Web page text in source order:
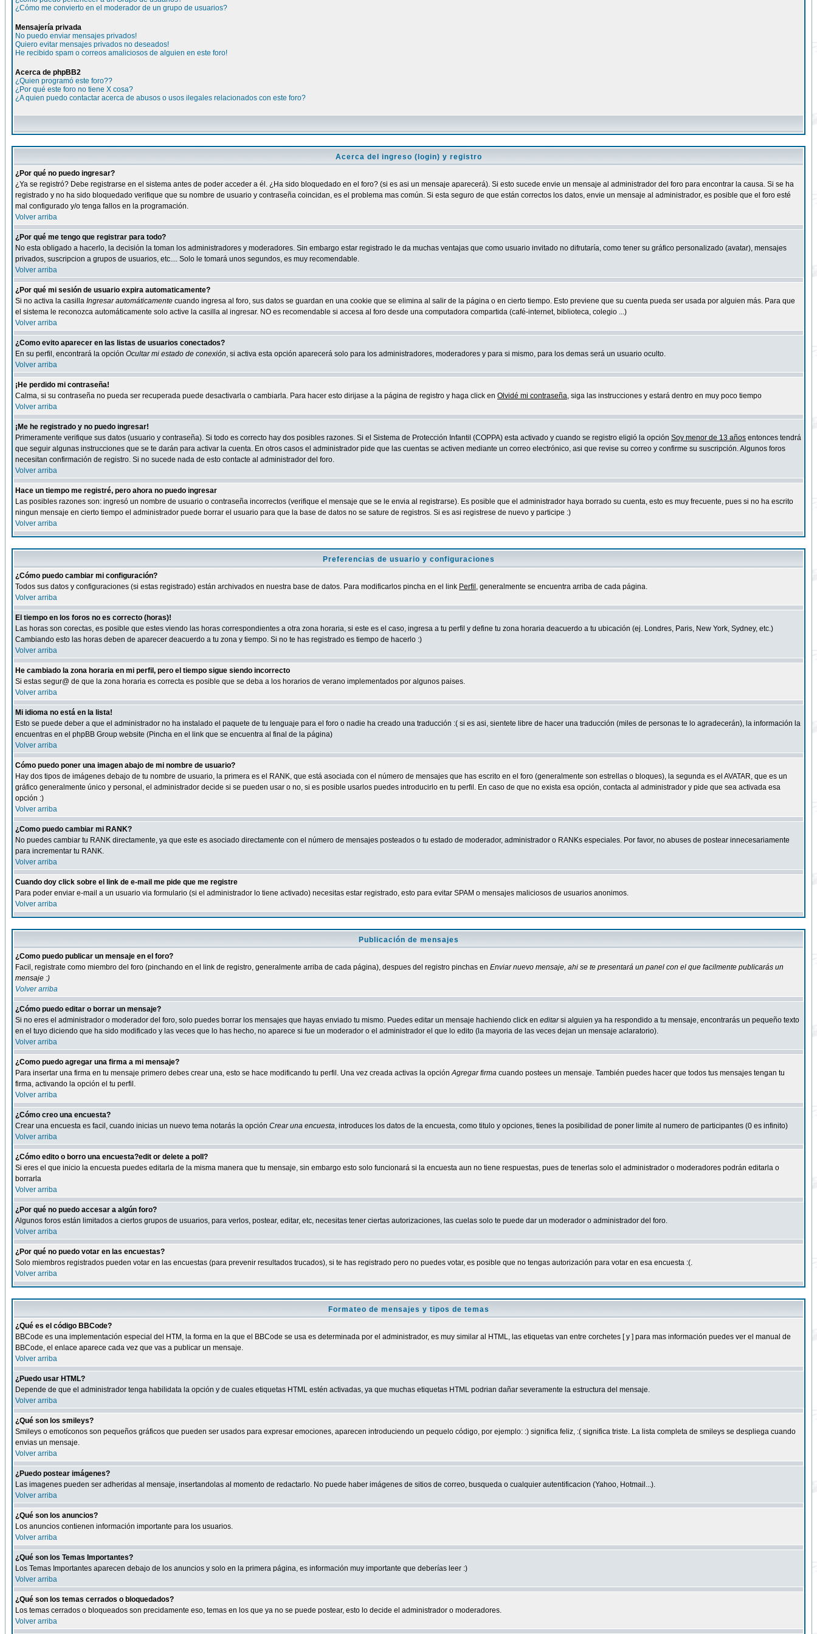
¿Cómo me convierto en el moderador de un grupo de usuarios?
Mensajería privada
No puedo enviar mensajes privados!
Quiero evitar mensajes privados no deseados!
He recibido spam o correos amaliciosos de alguien en este foro!
Acerca de phpBB2
¿Quien programó este foro??
¿Por qué este foro no tiene X cosa?
¿A quien puedo contactar acerca de abusos o usos ilegales relacionados con este foro?
Acerca del ingreso (login) y registro
¿Por qué no puedo ingresar?
¿Ya se registró? Debe registrarse en el sistema antes de poder acceder a él. ¿Ha sido bloquedado en el foro? (si es asi un mensaje aparecerá). Si esto sucede envie un mensaje al administrador del foro para encontrar la causa. Si se ha
registrado y no ha sido bloquedado verifique que su nombre de usuario y contraseña coincidan, es el problema mas común. Si esta seguro de que están correctos los datos, envie un mensaje al administrador, es posible que el foro esté
mal configurado y/o tenga fallos en la programación.
Volver arriba
¿Por qué me tengo que registrar para todo?
No esta obligado a hacerlo, la decisión la toman los administradores y moderadores. Sin embargo estar registrado le da muchas ventajas que como usuario invitado no difrutaría, como tener su gráfico personalizado (avatar), mensajes
privados, suscripcion a grupos de usuarios, etc.... Solo le tomará unos segundos, es muy recomendable.
Volver arriba
¿Por qué mi sesión de usuario expira automaticamente?
Si no activa la casilla Ingresar automáticamente cuando ingresa al foro, sus datos se guardan en una cookie que se elimina al salir de la página o en cierto tiempo. Esto previene que su cuenta pueda ser usada por alguien más. Para que
el sistema le reconozca automáticamente solo active la casilla al ingresar. NO es recomendable si accesa al foro desde una computadora compartida (café-internet, biblioteca, colegio ...)
Volver arriba
¿Como evito aparecer en las listas de usuarios conectados?
En su perfil, encontrará la opción Ocultar mi estado de conexión, si activa esta opción aparecerá solo para los administradores, moderadores y para si mismo, para los demas será un usuario oculto.
Volver arriba
¡He perdido mi contraseña!
Calma, si su contraseña no pueda ser recuperada puede desactivarla o cambiarla. Para hacer esto dirijase a la página de registro y haga click en Olvidé mi contraseña, siga las instrucciones y estará dentro en muy poco tiempo
Volver arriba
¡Me he registrado y no puedo ingresar!
Primeramente verifique sus datos (usuario y contraseña). Si todo es correcto hay dos posibles razones. Si el Sistema de Protección Infantil (COPPA) esta activado y cuando se registro eligió la opción Soy menor de 13 años entonces tendrá
que seguir algunas instrucciones que se te darán para activar la cuenta. En otros casos el administrador pide que las cuentas se activen mediante un correo electrónico, asi que revise su correo y confirme su suscripción. Algunos foros
necesitan confirmación de registro. Si no sucede nada de esto contacte al administrador del foro.
Volver arriba
Hace un tiempo me registré, pero ahora no puedo ingresar
Las posibles razones son: ingresó un nombre de usuario o contraseña incorrectos (verifique el mensaje que se le envia al registrarse). Es posible que el administrador haya borrado su cuenta, esto es muy frecuente, pues si no ha escrito
ningun mensaje en cierto tiempo el administrador puede borrar el usuario para que la base de datos no se sature de registros. Si es asi registrese de nuevo y participe :)
Volver arriba
Preferencias de usuario y configuraciones
¿Cómo puedo cambiar mi configuración?
Todos sus datos y configuraciones (si estas registrado) están archivados en nuestra base de datos. Para modificarlos pincha en el link Perfil , generalmente se encuentra arriba de cada página.
Volver arriba
El tiempo en los foros no es correcto (horas)!
Las horas son corectas, es posible que estes viendo las horas correspondientes a otra zona horaria, si este es el caso, ingresa a tu perfil y define tu zona horaria deacuerdo a tu ubicación (ej. Londres, Paris, New York, Sydney, etc.)
Cambiando esto las horas deben de aparecer deacuerdo a tu zona y tiempo. Si no te has registrado es tiempo de hacerlo :)
Volver arriba
He cambiado la zona horaria en mi perfil, pero el tiempo sigue siendo incorrecto
Si estas segur@ de que la zona horaria es correcta es posible que se deba a los horarios de verano implementados por algunos paises.
Volver arriba
Mi idioma no está en la lista!
Esto se puede deber a que el administrador no ha instalado el paquete de tu lenguaje para el foro o nadie ha creado una traducción :( si es asi, sientete libre de hacer una traducción (miles de personas te lo agradecerán), la información la
encuentras en el phpBB Group website (Pincha en el link que se encuentra al final de la página)
Volver arriba
Cómo puedo poner una imagen abajo de mi nombre de usuario?
Hay dos tipos de imágenes debajo de tu nombre de usuario, la primera es el RANK, que está asociada con el número de mensajes que has escrito en el foro (generalmente son estrellas o bloques), la segunda es el AVATAR, que es un
gráfico generalmente único y personal, el administrador decide si se pueden usar o no, si es posible usarlos puedes introducirlo en tu perfil. En caso de que no exista esa opción, contacta al administrador y pide que sea activada esa
opción :)
Volver arriba
¿Como puedo cambiar mi RANK?
No puedes cambiar tu RANK directamente, ya que este es asociado directamente con el número de mensajes posteados o tu estado de moderador, administrador o RANKs especiales. Por favor, no abuses de postear innecesariamente
para incrementar tu RANK.
Volver arriba
Cuando doy click sobre el link de e-mail me pide que me registre
Para poder enviar e-mail a un usuario via formulario (si el administrador lo tiene activado) necesitas estar registrado, esto para evitar SPAM o mensajes maliciosos de usuarios anonimos.
Volver arriba
Publicación de mensajes
¿Como puedo publicar un mensaje en el foro?
Facil, registrate como miembro del foro (pinchando en el link de registro, generalmente arriba de cada página), despues del registro pinchas en Enviar nuevo mensaje, ahi se te presentará un panel con el que facilmente publicarás un
mensaje :)
Volver arriba
¿Cómo puedo editar o borrar un mensaje?
Si no eres el administrador o moderador del foro, solo puedes borrar los mensajes que hayas enviado tu mismo. Puedes editar un mensaje hachiendo click en editarsi alguien ya ha respondido a tu mensaje, encontrarás un pequeño texto
en el tuyo diciendo que ha sido modificado y las veces que lo has hecho, no aparece si fue un moderador o el administrador el que lo edito (la mayoria de las veces dejan un mensaje aclaratorio).
Volver arriba
¿Como puedo agregar una firma a mi mensaje?
Para insertar una firma en tu mensaje primero debes crear una, esto se hace modificando tu perfil. Una vez creada activas la opciónAgregar firma cuando postees un mensaje. También puedes hacer que todos tus mensajes tengan tu
firma, activando la opción el tu perfil.
Volver arriba
¿Cómo creo una encuesta?
Crear una encuesta es facil, cuando inicias un nuevo tema notarás la opción Crear una encuesta, introduces los datos de la encuesta, como titulo y opciones, tienes la posibilidad de poner limite al numero de participantes (0 es infinito)
Volver arriba
¿Cómo edito o borro una encuesta?edit or delete a poll?
Si eres el que inicio la encuesta puedes editarla de la misma manera que tu mensaje, sin embargo esto solo funcionará si la encuesta aun no tiene respuestas, pues de tenerlas solo el administrador o moderadores podrán editarla o
borrarla
Volver arriba
¿Por qué no puedo accesar a algún foro?
Algunos foros están limitados a ciertos grupos de usuarios, para verlos, postear, editar, etc, necesitas tener ciertas autorizaciones, las cuelas solo te puede dar un moderador o administrador del foro.
Volver arriba
¿Por qué no puedo votar en las encuestas?
Solo miembros registrados pueden votar en las encuestas (para prevenir resultados trucados), si te has registrado pero no puedes votar, es posible que no tengas autorización para votar en esa encuesta :(.
Volver arriba
Formateo de mensajes y tipos de temas
¿Qué es el código BBCode?
BBCode es una implementación especial del HTM, la forma en la que el BBCode se usa es determinada por el administrador, es muy similar al HTML, las etiquetas van entre corchetes [ y ] para mas información puedes ver el manual de
BBCode, el enlace aparece cada vez que vas a publicar un mensaje.
Volver arriba
¿Puedo usar HTML?
Depende de que el administrador tenga habilidata la opción y de cuales etiquetas HTML estén activadas, ya que muchas etiquetas HTML podrian dañar severamente la estructura del mensaje.
Volver arriba
¿Qué son los smileys?
Smileys o emotíconos son pequeños gráficos que pueden ser usados para expresar emociones, aparecen introduciendo un pequelo código, por ejemplo: :) significa feliz, :( significa triste. La lista completa de smileys se despliega cuando
envias un mensaje.
Volver arriba
¿Puedo postear imágenes?
Las imagenes pueden ser adheridas al mensaje, insertandolas al momento de redactarlo. No puede haber imágenes de sitios de correo, busqueda o cualquier autentificacion (Yahoo, Hotmail...).
Volver arriba
¿Qué son los anuncios?
Los anuncios contienen información importante para los usuarios.
Volver arriba
¿Qué son los Temas Importantes?
Los Temas Importantes aparecen debajo de los anuncios y solo en la primera página, es información muy importante que deberías leer :)
Volver arriba
¿Qué son los temas cerrados o bloquedados?
Los temas cerrados o bloqueados son precidamente eso, temas en los que ya no se puede postear, esto lo decide el administrador o moderadores.
Volver arriba